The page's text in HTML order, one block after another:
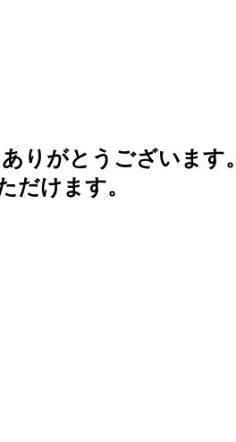
りがとうございます。
だけます。